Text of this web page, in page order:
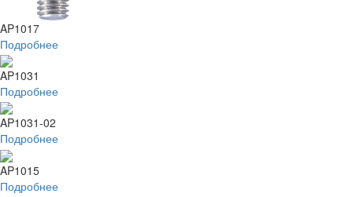
AP1017
Подробнее
AP1031
Подробнее
AP1031-02
Подробнее
AP1015
Подробнее